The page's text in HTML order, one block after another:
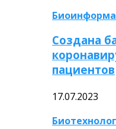
Создана
пациентов
17.07.2023